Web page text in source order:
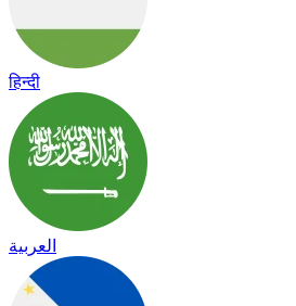
हिन्दी
العربية